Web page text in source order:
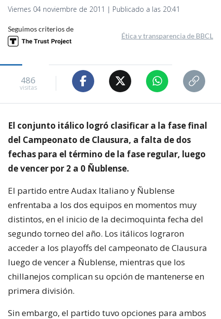
Viernes 04 noviembre de 2011 | Publicado a las 20:41
Seguimos criterios de
Ética y transparencia de BBCL
486
visitas
El conjunto itálico logró clasificar a la fase final
del Campeonato de Clausura, a falta de dos
fechas para el término de la fase regular, luego
de vencer por 2 a 0 Ñublense.
El partido entre Audax Italiano y Ñublense
enfrentaba a los dos equipos en momentos muy
distintos, en el inicio de la decimoquinta fecha del
segundo torneo del año. Los itálicos lograron
acceder a los playoffs del campeonato de Clausura
luego de vencer a Ñublense, mientras que los
chillanejos complican su opción de mantenerse en
primera división.
Sin embargo, el partido tuvo opciones para ambos